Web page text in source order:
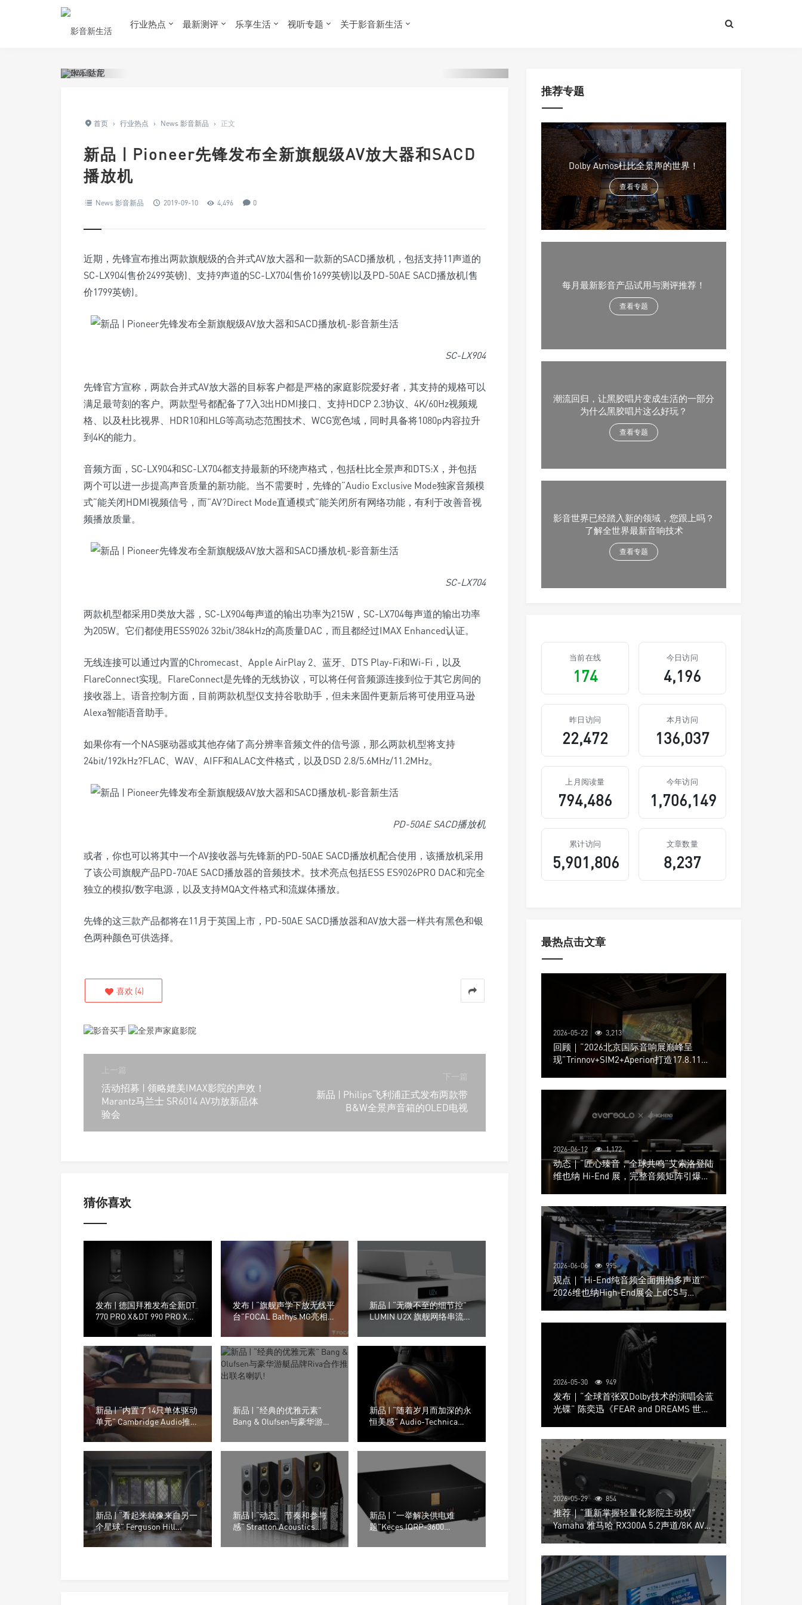
行业热点 最新测评 乐享生活 视听专题 关于影音新生活
首页 › 行业热点 › News 影音新品 › 正文
新品 | Pioneer先锋发布全新旗舰级AV放大器和SACD
播放机
News 影音新品 2019-09-10 4,496 0
近期，先锋宣布推出两款旗舰级的合并式AV放大器和一款新的SACD播放机，包括支持11声道的
SC-LX904(售价2499英镑)、支持9声道的SC-LX704(售价1699英镑)以及PD-50AE SACD播放机(售
价1799英镑)。
SC-LX904
先锋官方宣称，两款合并式AV放大器的目标客户都是严格的家庭影院爱好者，其支持的规格可以
满足最苛刻的客户。两款型号都配备了7入3出HDMI接口、支持HDCP 2.3协议、4K/60Hz视频规
格、以及杜比视界、HDR10和HLG等高动态范围技术、WCG宽色域，同时具备将1080p内容拉升
到4K的能力。
音频方面，SC-LX904和SC-LX704都支持最新的环绕声格式，包括杜比全景声和DTS:X，并包括
两个可以进一步提高声音质量的新功能。当不需要时，先锋的“Audio Exclusive Mode独家音频模
式”能关闭HDMI视频信号，而“AV?Direct Mode直通模式”能关闭所有网络功能，有利于改善音视
频播放质量。
SC-LX704
两款机型都采用D类放大器，SC-LX904每声道的输出功率为215W，SC-LX704每声道的输出功率
为205W。它们都使用ESS9026 32bit/384kHz的高质量DAC，而且都经过IMAX Enhanced认证。
无线连接可以通过内置的Chromecast、Apple AirPlay 2、蓝牙、DTS Play-Fi和Wi-Fi，以及
FlareConnect实现。FlareConnect是先锋的无线协议，可以将任何音频源连接到位于其它房间的
接收器上。语音控制方面，目前两款机型仅支持谷歌助手，但未来固件更新后将可使用亚马逊
Alexa智能语音助手。
如果你有一个NAS驱动器或其他存储了高分辨率音频文件的信号源，那么两款机型将支持
24bit/192kHz?FLAC、WAV、AIFF和ALAC文件格式，以及DSD 2.8/5.6MHz/11.2MHz。
PD-50AE SACD播放机
或者，你也可以将其中一个AV接收器与先锋新的PD-50AE SACD播放机配合使用，该播放机采用
了该公司旗舰产品PD-70AE SACD播放器的音频技术。技术亮点包括ESS ES9026PRO DAC和完全
独立的模拟/数字电源，以及支持MQA文件格式和流媒体播放。
先锋的这三款产品都将在11月于英国上市，PD-50AE SACD播放器和AV放大器一样共有黑色和银
色两种颜色可供选择。
喜欢 (4)
上一篇
活动招募 | 领略媲美IMAX影院的声效！
Marantz马兰士 SR6014 AV功放新品体
验会
下一篇
新品 | Philips飞利浦正式发布两款带
B&W全景声音箱的OLED电视
猜你喜欢
发布 | 德国拜雅发布全新DT
770 PRO X&DT 990 PRO X专
业监听耳机
发布 | “旗舰声学下放无线平
台”FOCAL Bathys MG亮相上
新品 | “无微不至的细节控”
LUMIN U2X 旗舰网络串流转
新品 | “内置了14只单体驱动
单元” Cambridge Audio推出
的Evo One无线串流喇叭
新品 | “经典的优雅元素”
Bang & Olufsen与豪华游艇
新品 | “随着岁月而加深的永
恒美感” Audio-Technica
ATH-AWKG Kurogaki木制外
壳耳机
新品 | “看起来就像来自另一
个星球” Ferguson Hill
Jetstream音箱系统
新品 | “动态、节奏和参与
感” Stratton Acoustics
Element 12音箱
新品 | “一举解决供电难
题”Keces IQRP-3600
推荐专题
Dolby Atmos杜比全景声的世界！
查看专题
每月最新影音产品试用与测评推荐！
查看专题
潮流回归，让黑胶唱片变成生活的一部分
为什么黑胶唱片这么好玩？
查看专题
影音世界已经踏入新的领域，您跟上吗？
了解全世界最新音响技术
查看专题
当前在线
174
今日访问
4,196
昨日访问
22,472
本月访问
136,037
上月阅读量
794,486
今年访问
1,706,149
累计访问
5,901,806
文章数量
8,237
最热点击文章
2026-05-22 3,213
回顾｜“2026北京国际音响展巅峰呈
现”Trinnov+SIM2+Aperion打造17.8.11声
2026-06-12 1,172
动态｜“匠心臻音，全球共鸣”艾索洛登陆
维也纳 Hi-End 展，完整音频矩阵引爆关
2026-06-06 995
观点｜“Hi-End纯音频全面拥抱多声道”
2026维也纳High-End展会上dCS与
Trinnov Audio搭建多声道演示系统
2026-05-30 949
发布｜“全球首张双Dolby技术的演唱会蓝
光碟” 陈奕迅《FEAR and DREAMS 世界
2026-05-29 854
推荐｜“重新掌握轻量化影院主动权”
Yamaha 雅马哈 RX300A 5.2声道/8K AV放
大器